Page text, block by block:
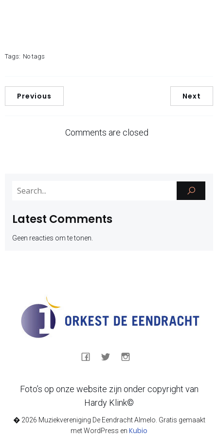
Tags: No tags
Previous Next
Comments are closed
Latest Comments
Geen reacties om te tonen.
Foto’s op onze website zijn onder copyright van
Hardy Klink©
� 2026 Muziekvereniging De Eendracht Almelo. Gratis gemaakt
met WordPress en Kubio